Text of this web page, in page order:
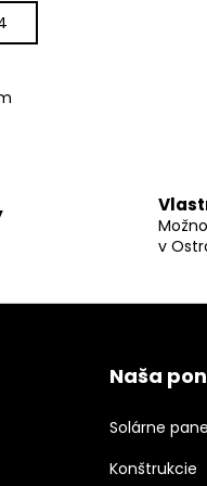
v
Naša
Solárne
Konštrukcie